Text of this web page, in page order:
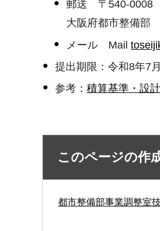
郵送 〒540-0008
大阪府都市整備
メール Mail
提出期限：令和8年7
参考： 積算基準・設
このページの作
都市整備部事業調整室